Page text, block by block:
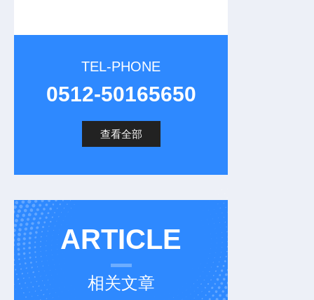
TEL-PHONE
0512-50165650
查看全部
ARTICLE
相关文章